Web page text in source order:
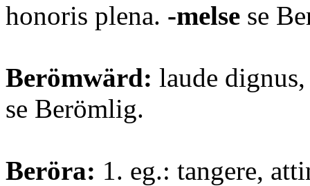
honoris plena. -melse se
Berömwärd: laude
se Berömlig.
Beröra: 1. eg.: tangere,